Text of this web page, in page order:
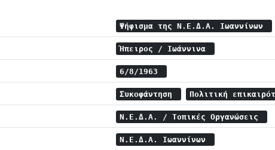
Ψήφισμα της Ν.Ε.Δ.Α. Ιωαννίνων
Ήπειρος / Ιωάννινα
6/8/1963
Συκοφάντηση Πολιτική
Ν.Ε.Δ.Α. / Τοπικές Οργανώσεις
Ν.Ε.Δ.Α. Ιωαννίνων